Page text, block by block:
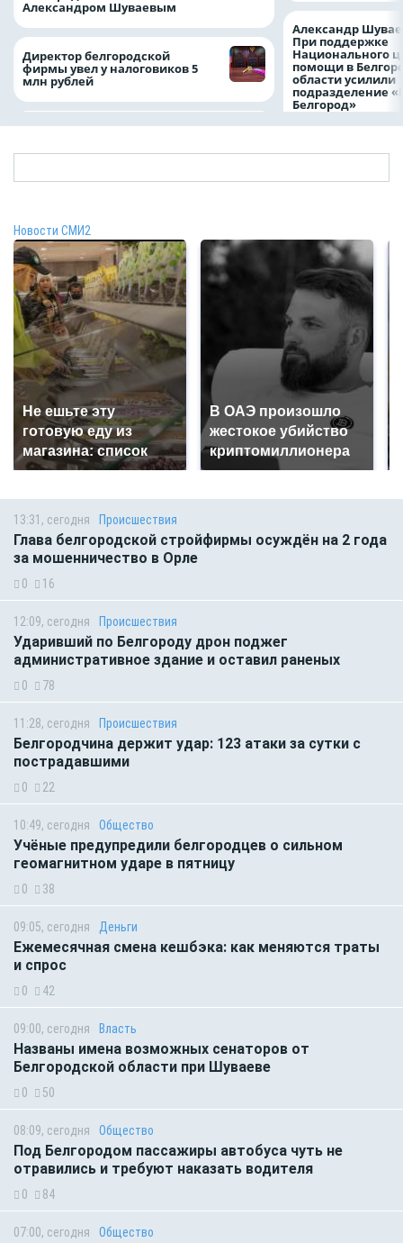
Александром Шуваевым
Директор белгородской
фирмы увел у налоговиков 5
млн рублей
Александр
При поддержке
Национального
помощи в
области усилили
подразделение
Белгород»
Новости СМИ2
Не ешьте эту
готовую еду из
магазина: список
В ОАЭ произошло
жестокое убийство
криптомиллионера
13:31, сегодня Происшествия
Глава белгородской стройфирмы осуждён на 2 года
за мошенничество в Орле
0 16
12:09, сегодня Происшествия
Ударивший по Белгороду дрон поджег
административное здание и оставил раненых
0 78
11:28, сегодня Происшествия
Белгородчина держит удар: 123 атаки за сутки с
пострадавшими
0 22
10:49, сегодня Общество
Учёные предупредили белгородцев о сильном
геомагнитном ударе в пятницу
0 38
09:05, сегодня Деньги
Ежемесячная смена кешбэка: как меняются траты
и спрос
0 42
09:00, сегодня Власть
Названы имена возможных сенаторов от
Белгородской области при Шуваеве
0 50
08:09, сегодня Общество
Под Белгородом пассажиры автобуса чуть не
отравились и требуют наказать водителя
0 84
07:00, сегодня Общество